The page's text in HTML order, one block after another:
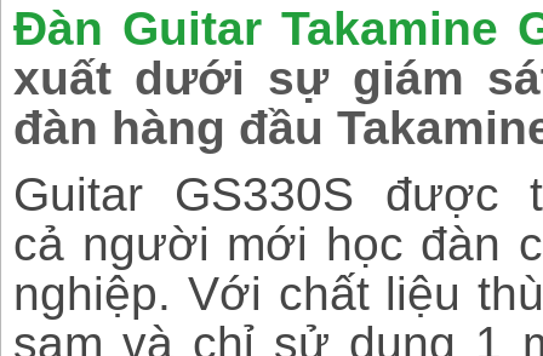
Đàn Guitar Takamine
xuất dưới sự giám
đàn hàng đầu
Guitar GS330S
cả người mới học đàn
nghiệp. Với chất liệu
sam và chỉ sử dụng 1